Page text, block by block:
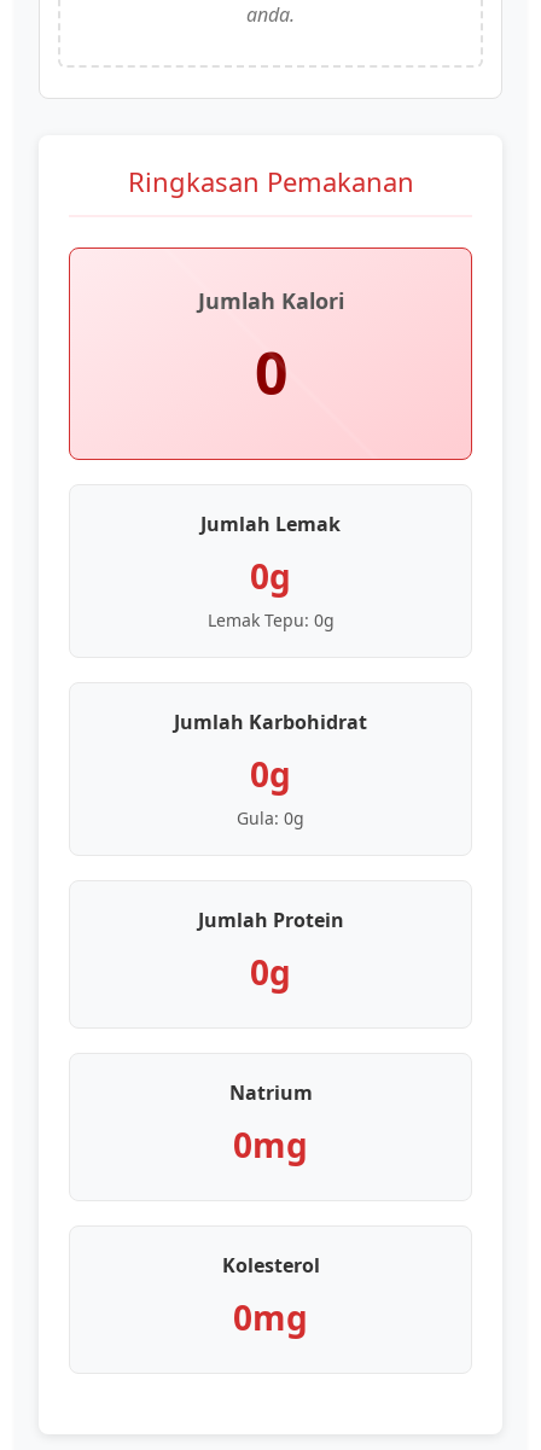
anda.
Ringkasan Pemakanan
Jumlah Kalori
0
Jumlah Lemak
0g
Lemak Tepu: 0g
Jumlah Karbohidrat
0g
Gula: 0g
Jumlah Protein
0g
Natrium
0mg
Kolesterol
0mg